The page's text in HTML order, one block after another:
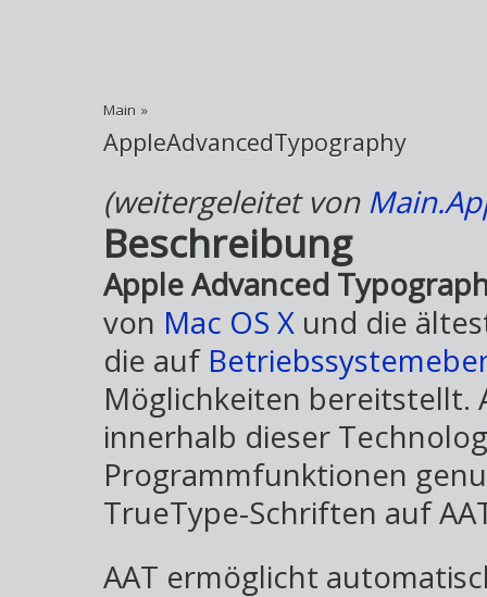
Main »
AppleAdvancedTypography
(weitergeleitet von
Beschreibung
Apple Advanced
von Mac OS X und die
die auf
Möglichkeiten bereitstellt.
innerhalb dieser
Programmfunktionen
TrueType-Schriften auf
AAT ermöglicht